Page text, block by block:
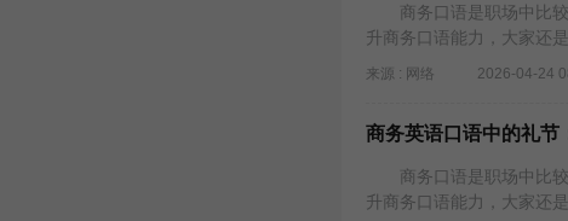
商务口语是职场中比较
升商务口语能力，大家还
来源 : 网络 2026-04-24
商务英语口语中的礼节
商务口语是职场中比较
升商务口语能力，大家还